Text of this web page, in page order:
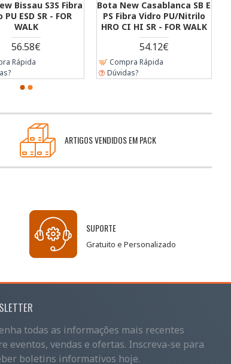
Luva Jersey Revestimento
Total Nitrilo - GLOVA
Compra Rápida
Kigali S7S Fibra Vidro
Borracha HRO SR - FOR
116.85€
Compra Rápida
Dúvidas?
Bota New Asmara S3
Vidro PU SRC - FOR WALK
41.21€
Compra Rápida
Dúvidas?
ARTIGOS VENDIDOS EM PACK
SUPORTE
Gratuito e Personalizado
todas as informações mais recentes
eventos, vendas e ofertas. Inscreva-se para
boletins informativos hoje.